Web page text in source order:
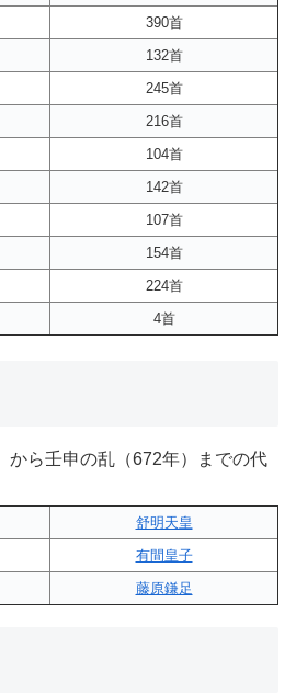
390首
132首
245首
216首
104首
142首
107首
154首
224首
4首
から壬申の乱（672年）までの代
舒明天皇
有間皇子
藤原鎌足